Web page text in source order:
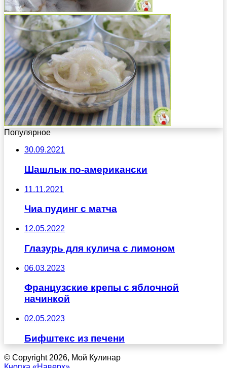
Популярное
30.09.2021
Шашлык по-американски
11.11.2021
Чиа пудинг с матча
12.05.2022
Глазурь для кулича с лимоном
06.03.2023
Французские крепы с яблочной
начинкой
02.05.2023
Бифштекс из печени
© Copyright 2026, Мой Кулинар